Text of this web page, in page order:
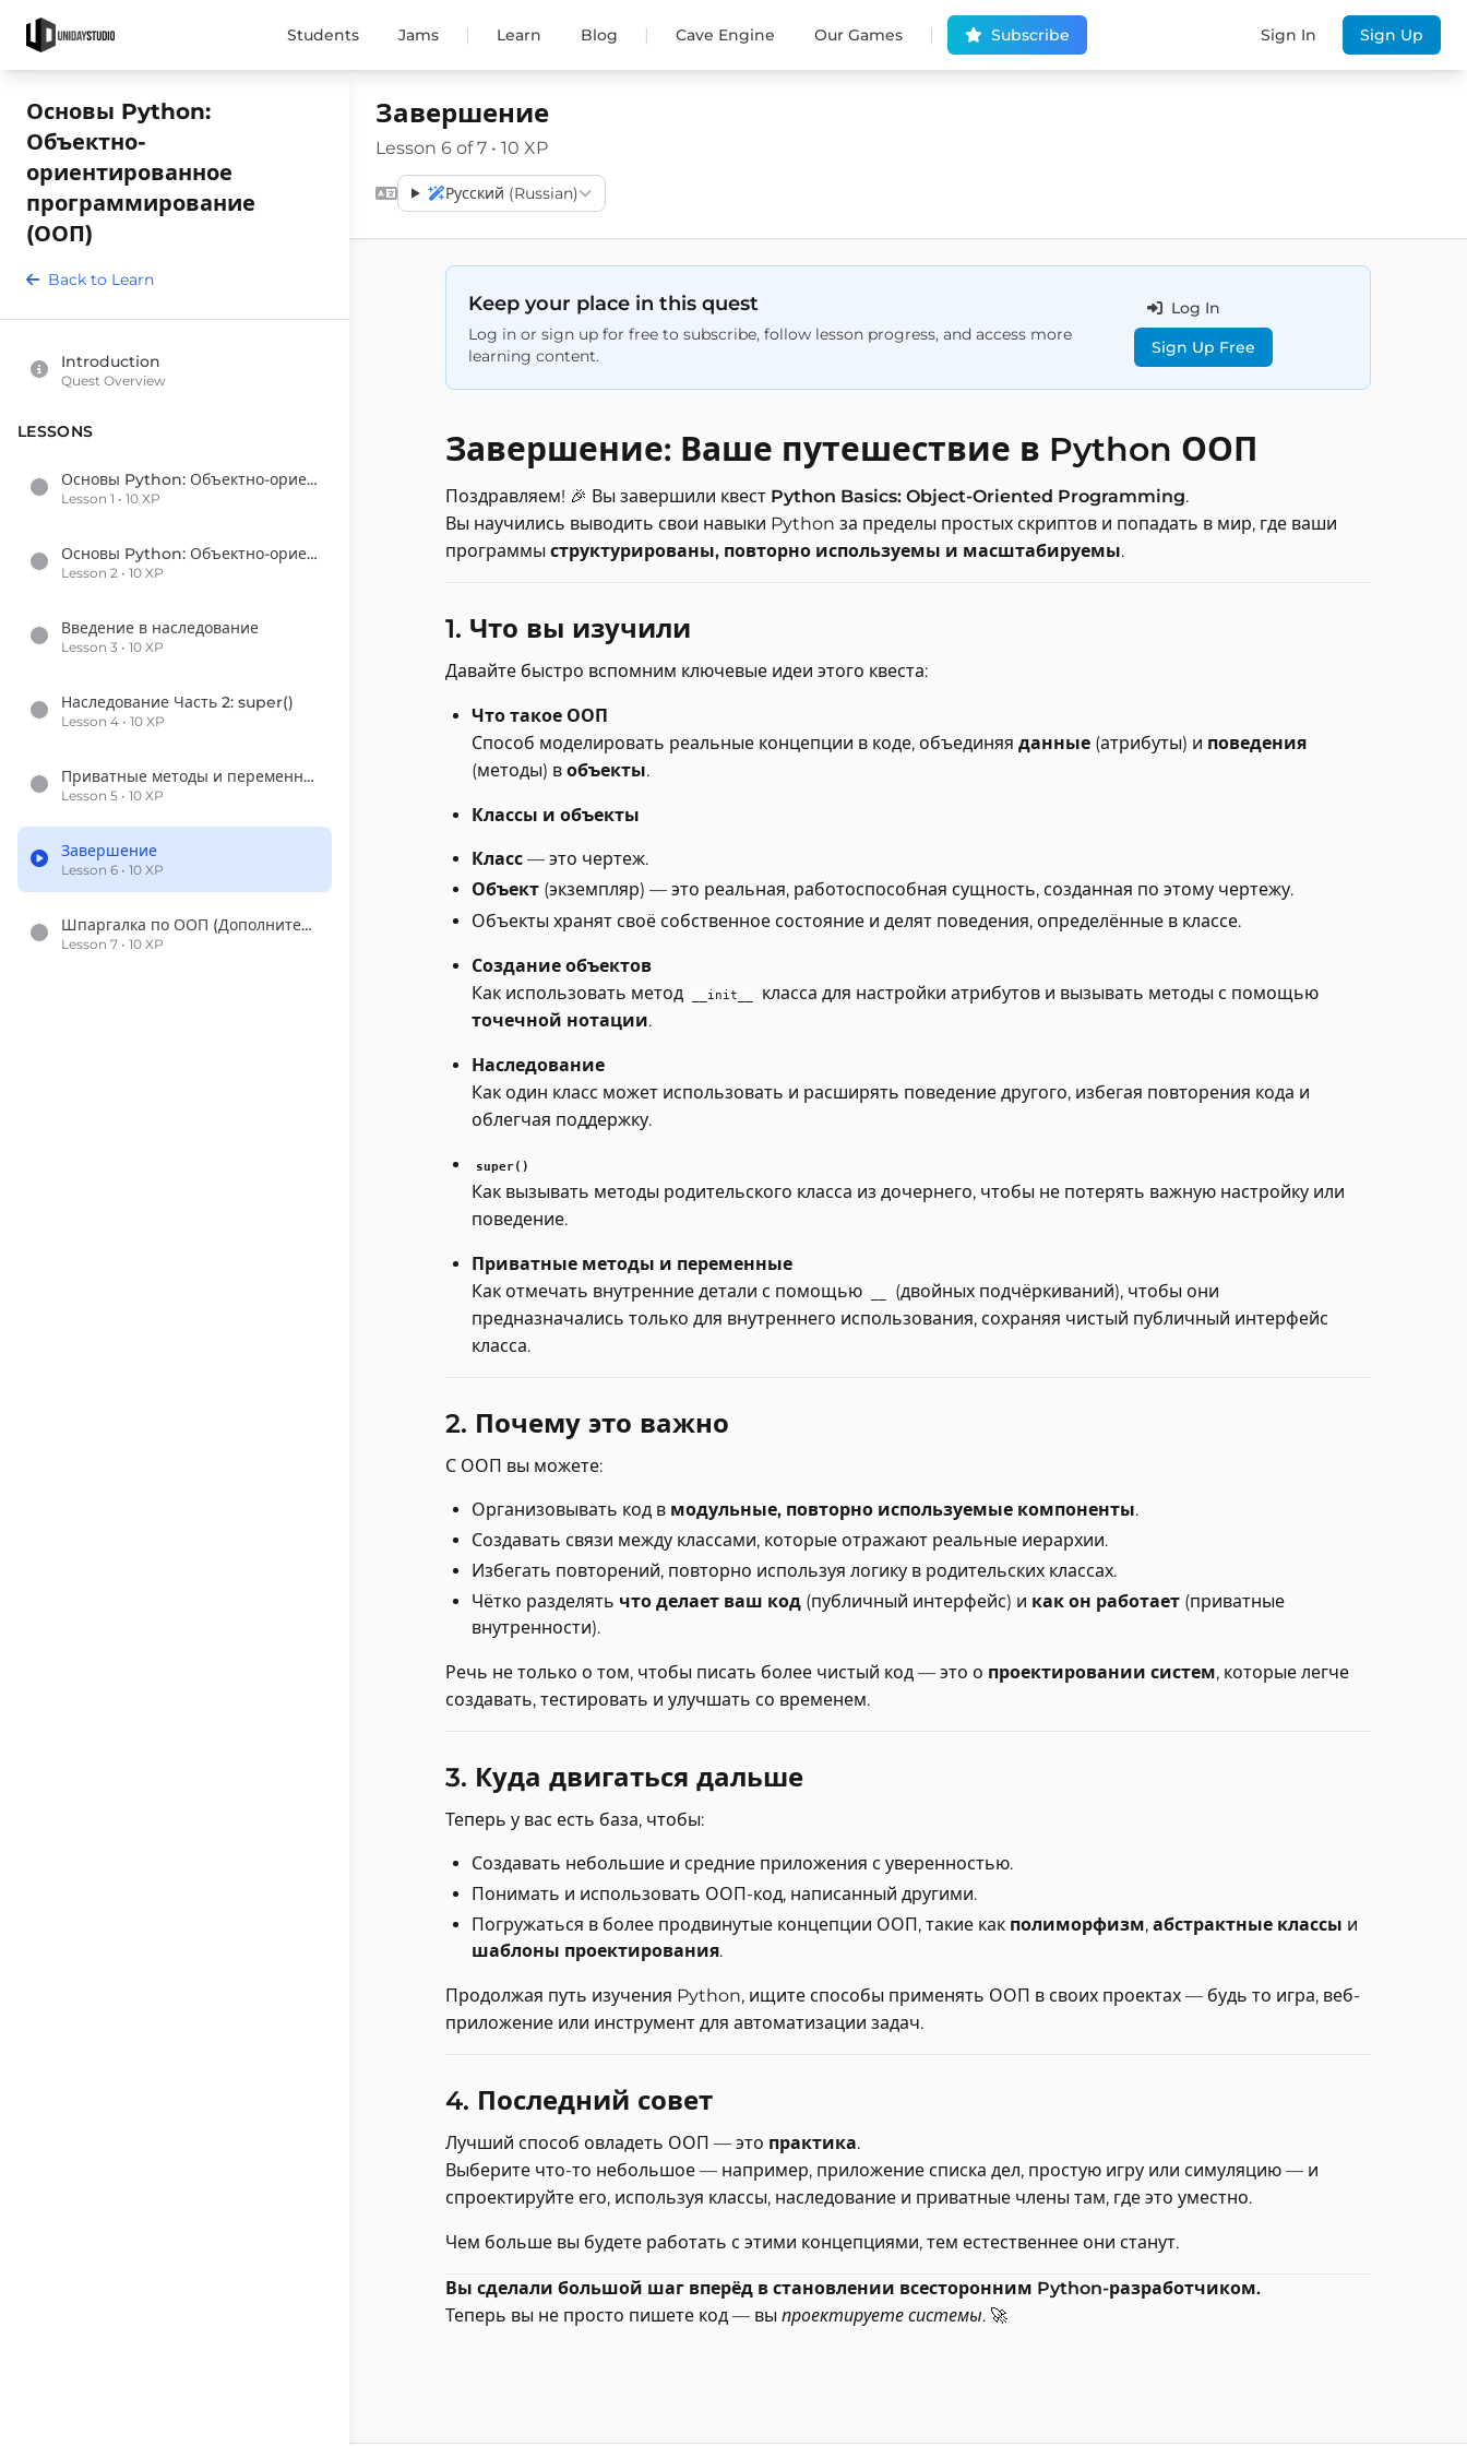
Students Jams | Learn Blog | Cave Engine Our Games | Subscribe Sign In Sign Up
Основы Python:
Объектно-
ориентированное
программирование
(ООП)
Back to Learn
Introduction
Quest Overview
LESSONS
Основы Python: Объектно-ориентированное программирование (ООП)
Lesson 1 • 10 XP
Основы Python: Объектно-ориентированное программирование (ООП)
Lesson 2 • 10 XP
Введение в наследование
Lesson 3 • 10 XP
Наследование Часть 2: super()
Lesson 4 • 10 XP
Приватные методы и переменные
Lesson 5 • 10 XP
Завершение
Lesson 6 • 10 XP
Шпаргалка по ООП (Дополнительно)
Lesson 7 • 10 XP
Завершение
Lesson 6 of 7 • 10 XP
Русский (Russian)
Keep your place in this quest
Log in or sign up for free to subscribe, follow lesson progress, and access more
learning content.
Log In
Sign Up Free
Завершение: Ваше путешествие в Python ООП
Поздравляем! 🎉 Вы завершили квест Python Basics: Object-Oriented Programming.
Вы научились выводить свои навыки Python за пределы простых скриптов и попадать в мир, где ваши
программы структурированы, повторно используемы и масштабируемы.
1. Что вы изучили
Давайте быстро вспомним ключевые идеи этого квеста:
Что такое ООП
Способ моделировать реальные концепции в коде, объединяя данные (атрибуты) и поведения
(методы) в объекты.
Классы и объекты
Класс — это чертеж.
Объект (экземпляр) — это реальная, работоспособная сущность, созданная по этому чертежу.
Объекты хранят своё собственное состояние и делят поведения, определённые в классе.
Создание объектов
Как использовать метод
__init__
класса для настройки атрибутов и вызывать методы с помощью
точечной нотации.
Наследование
Как один класс может использовать и расширять поведение другого, избегая повторения кода и
облегчая поддержку.
super()
Как вызывать методы родительского класса из дочернего, чтобы не потерять важную настройку или
поведение.
Приватные методы и переменные
Как отмечать внутренние детали с помощью
(двойных подчёркиваний), чтобы они
предназначались только для внутреннего использования, сохраняя чистый публичный интерфейс
класса.
2. Почему это важно
С ООП вы можете:
Организовывать код в модульные, повторно используемые компоненты.
Создавать связи между классами, которые отражают реальные иерархии.
Избегать повторений, повторно используя логику в родительских классах.
Чётко разделять что делает ваш код (публичный интерфейс) и как он работает (приватные
внутренности).
Речь не только о том, чтобы писать более чистый код — это о проектировании систем, которые легче
создавать, тестировать и улучшать со временем.
3. Куда двигаться дальше
Теперь у вас есть база, чтобы:
Создавать небольшие и средние приложения с уверенностью.
Понимать и использовать ООП-код, написанный другими.
Погружаться в более продвинутые концепции ООП, такие как полиморфизм, абстрактные классы и
шаблоны проектирования.
Продолжая путь изучения Python, ищите способы применять ООП в своих проектах — будь то игра, веб-
приложение или инструмент для автоматизации задач.
4. Последний совет
Лучший способ овладеть ООП — это практика.
Выберите что-то небольшое — например, приложение списка дел, простую игру или симуляцию — и
спроектируйте его, используя классы, наследование и приватные члены там, где это уместно.
Чем больше вы будете работать с этими концепциями, тем естественнее они станут.
Вы сделали большой шаг вперёд в становлении всесторонним Python-разработчиком.
Теперь вы не просто пишете код — вы проектируете системы. 🚀